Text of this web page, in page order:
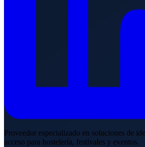
Proveedor especializado en soluciones de
acceso para hostelería, festivales y eventos.